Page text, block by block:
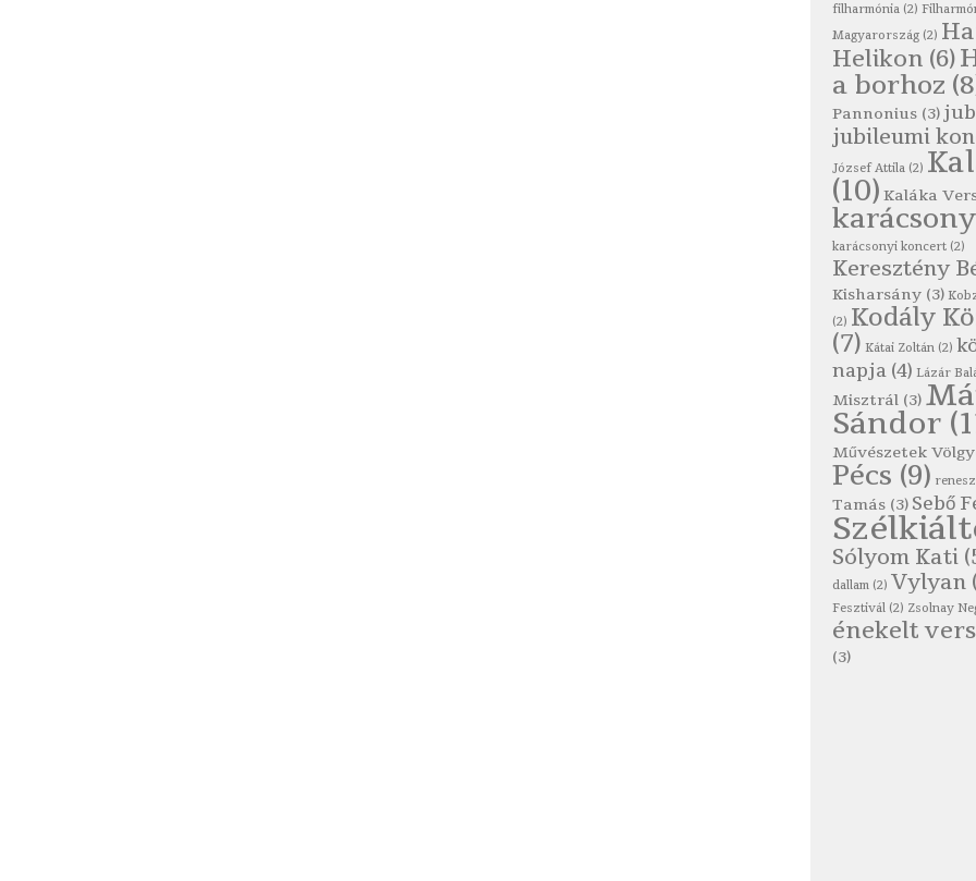
filharmónia (2)
Magyarország (2)
Helikon (6)
a borhoz
Pannonius (3)
jubileumi
József Attila (2)
(10) Kaláka
karácsony
karácsonyi koncert (2)
Keresztény
Kisharsány (3)
(2) Kodály
(7) Kátai Zoltán (2)
napja (4) Lázár
Misztrál (3)
Sándor
Művészetek
Pécs (9)
Tamás (3) Sebő
Sólyom Kati
dallam (2) Vylyan
Fesztivál (2) Zsolnay
énekelt vers
(3)